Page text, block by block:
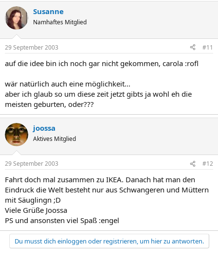
Susanne
Namhaftes Mitglied
29 September 2003 #11
auf die idee bin ich noch gar nicht gekommen, carola :rofl
wär natürlich auch eine möglichkeit...
aber ich glaub so um diese zeit jetzt gibts ja wohl eh die
meisten geburten, oder???
joossa
Aktives Mitglied
29 September 2003 #12
Fahrt doch mal zusammen zu IKEA. Danach hat man den
Eindruck die Welt besteht nur aus Schwangeren und Müttern
mit Säuglingn ;D
Viele Grüße Joossa
PS und ansonsten viel Spaß :engel
Du musst dich einloggen oder registrieren, um hier zu antworten.